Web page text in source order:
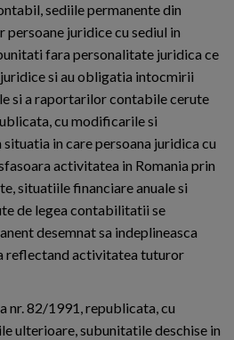
sediile permanente din
persoane juridice cu sediul in
fara personalitate juridica ce
si au obligatia intocmirii
si a raportarilor contabile cerute
cu modificarile si
in care persoana juridica cu
activitatea in Romania prin
situatiile financiare anuale si
de legea contabilitatii se
desemnat sa indeplineasca
reflectand activitatea tuturor
nr. 82/1991, republicata, cu
ulterioare, subunitatile deschise in